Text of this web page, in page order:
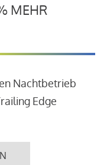
MEHR
Nachtbetrieb
Edge